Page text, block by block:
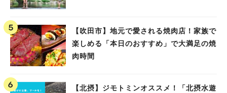
【吹田市】地元で愛される焼肉店！家族で
楽しめる「本日のおすすめ」で大満足の焼
肉時間
【北摂】ジモトミンオススメ！「北摂水遊